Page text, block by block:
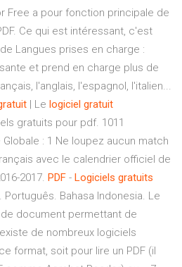
Free a pour fonction principale de
Ce qui est intéressant, c'est
Langues prises en charge :
et prend en charge plus de
l'anglais, l'espagnol, l'italien...
| Le logiciel gratuit
gratuits pour pdf. 1011
: 1 Ne loupez aucun match
avec le calendrier officiel de
2017. PDF - Logiciels gratuits
Português. Bahasa Indonesia. Le
document permettant de
de nombreux logiciels
format, soit pour lire un PDF (il